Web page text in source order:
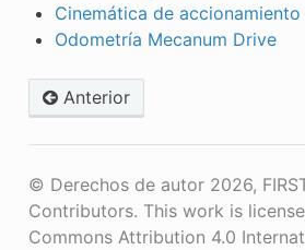
Cinemática de accionamiento
Odometría Mecanum Drive
Anterior
© Derechos de autor 2026,
Contributors. This work is
Commons Attribution 4.0